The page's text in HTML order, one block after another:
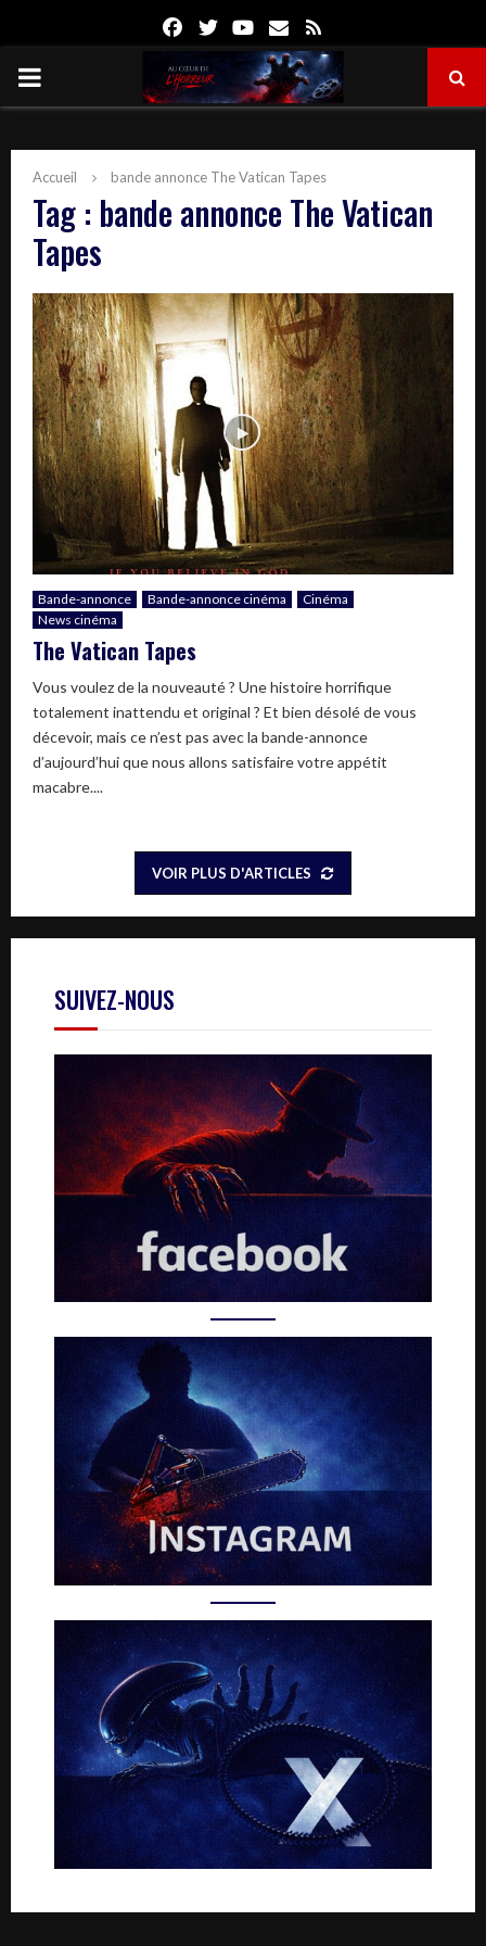
FacebookTwitterYoutube
Email
PRIMARY
Accueil bande annonce The Vatican Tapes
Tag : bande annonce The Vatican
Tapes
Bande-annonce Bande-annonce cinéma
Cinéma
News cinéma
The Vatican Tapes
Vous voulez de la nouveauté ? Une histoire horrifique
totalement inattendu et original ? Et bien désolé de vous
décevoir, mais ce n’est pas avec la bande-annonce
d’aujourd’hui que nous allons satisfaire votre appétit
macabre....
VOIR PLUS D'ARTICLES
SUIVEZ-NOUS